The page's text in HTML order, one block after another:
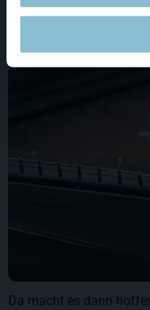
eindrucksvoll Bild 6.
Da macht es dann